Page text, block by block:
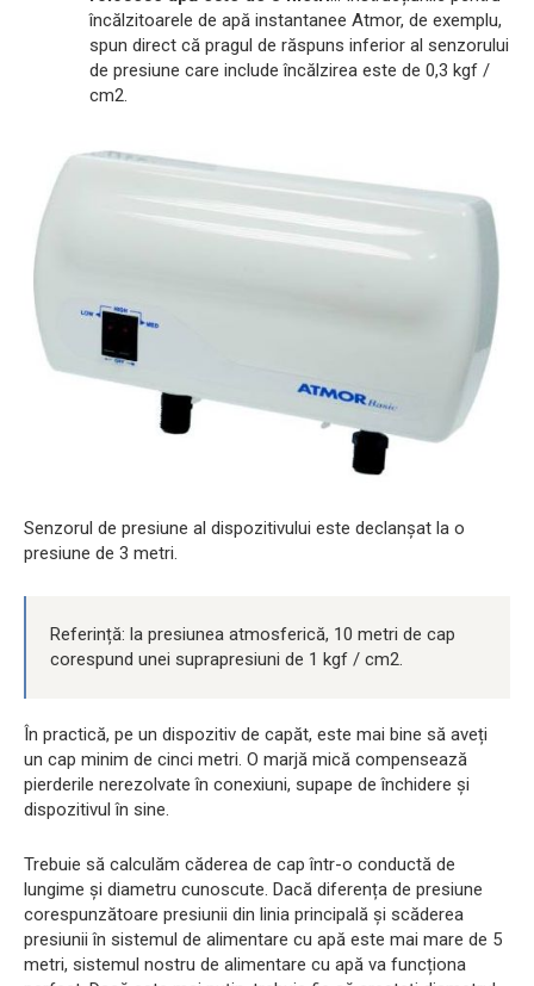
încălzitoarele de apă instantanee Atmor, de exemplu,
spun direct că pragul de răspuns inferior al senzorului
de presiune care include încălzirea este de 0,3 kgf /
cm2.
Senzorul de presiune al dispozitivului este declanșat la o
presiune de 3 metri.
Referință: la presiunea atmosferică, 10 metri de cap
corespund unei suprapresiuni de 1 kgf / cm2.
În practică, pe un dispozitiv de capăt, este mai bine să aveți
un cap minim de cinci metri. O marjă mică compensează
pierderile nerezolvate în conexiuni, supape de închidere și
dispozitivul în sine.
Trebuie să calculăm căderea de cap într-o conductă de
lungime și diametru cunoscute. Dacă diferența de presiune
corespunzătoare presiunii din linia principală și scăderea
presiunii în sistemul de alimentare cu apă este mai mare de 5
metri, sistemul nostru de alimentare cu apă va funcționa